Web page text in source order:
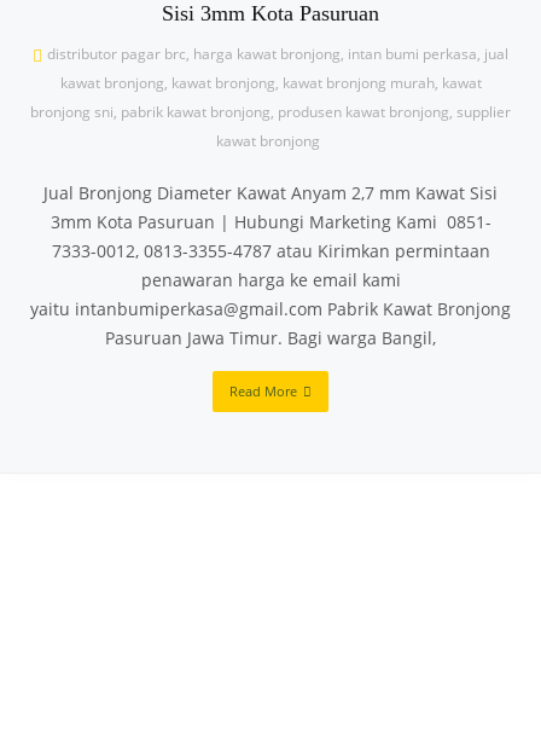
Sisi 3mm Kota Pasuruan
distributor pagar brc, harga kawat bronjong, intan bumi perkasa, jual
kawat bronjong, kawat bronjong, kawat bronjong murah, kawat
bronjong sni, pabrik kawat bronjong, produsen kawat bronjong, supplier
kawat bronjong
Jual Bronjong Diameter Kawat Anyam 2,7 mm Kawat Sisi
3mm Kota Pasuruan | Hubungi Marketing Kami 0851-
7333-0012, 0813-3355-4787 atau Kirimkan permintaan
penawaran harga ke email kami
yaitu intanbumiperkasa@gmail.com Pabrik Kawat Bronjong
Pasuruan Jawa Timur. Bagi warga Bangil,
Read More